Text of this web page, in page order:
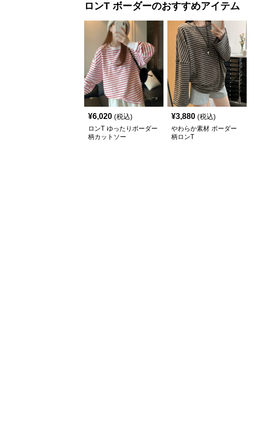
ロンT ボーダーのおすすめアイテム
¥6,020 (税込)
ロンT ゆったりボーダー
柄カットソー
¥3,880 (税込)
やわらか素材 ボーダー
柄ロンT